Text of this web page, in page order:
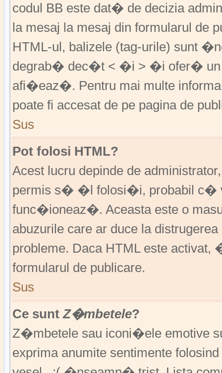
codul BB este dat� de decizia
la mesaj la mesaj din formularul de
HTML-ul, balizele (tag-urile) sunt
degrab� dec�t < �i > �i ofer� un
afi�eaz�. Pentru mai multe
poate fi accesat de pe pagina de
Sus
Pot folosi HTML?
Acest lucru depinde de
permis s� �l folosi�i, probabil c�
func�ioneaz�. Aceasta este o
abuzurile care ar duce la
probleme. Daca HTML este
formularul de publicare.
Sus
Ce suntZ�mbetele?
Z�mbetele sau iconi�ele emotive
exprima anumite sentimente